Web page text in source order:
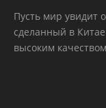
Пусть мир увидит
сделанный в
высоким